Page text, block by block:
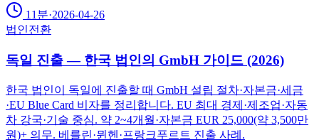
11분·2026-04-26
법인전환
독일 진출 — 한국 법인의 GmbH 가이드 (2026)
한국 법인이 독일에 진출할 때 GmbH 설립 절차·자본금·세금
·EU Blue Card 비자를 정리합니다. EU 최대 경제·제조업·자동
차 강국·기술 중심. 약 2~4개월·자본금 EUR 25,000(약 3,500만
원)+ 의무. 베를린·뮌헨·프랑크푸르트 진출 사례.